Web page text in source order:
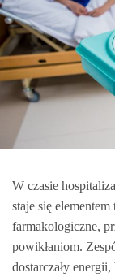
W czasie
staje się
farmakologiczne,
powikłaniom.
dostarczały